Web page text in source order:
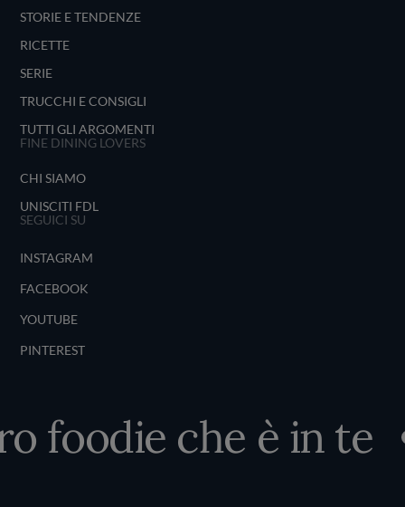
STORIE E TENDENZE
RICETTE
SERIE
TRUCCHI E CONSIGLI
TUTTI GLI ARGOMENTI
FINE DINING LOVERS
CHI SIAMO
UNISCITI FDL
SEGUICI SU
INSTAGRAM
FACEBOOK
YOUTUBE
PINTEREST
foodie che è in te